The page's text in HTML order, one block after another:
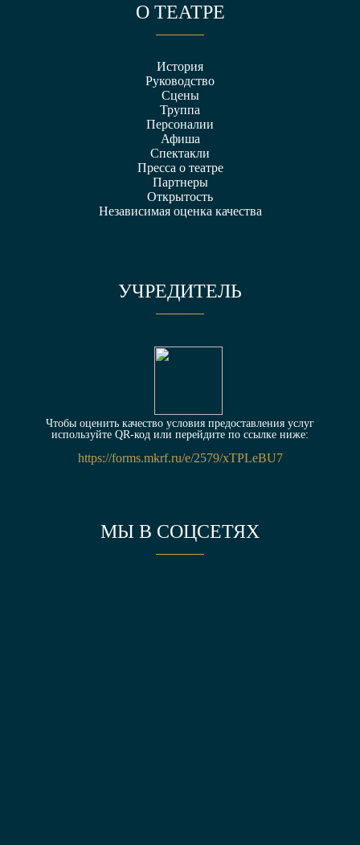
О ТЕАТРЕ
История
Руководство
Сцены
Труппа
Персоналии
Афиша
Спектакли
Пресса о театре
Партнеры
Открытость
Независимая оценка качества
УЧРЕДИТЕЛЬ
Чтобы оценить качество условия предоставления услуг
используйте QR-код или перейдите по ссылке ниже:
https://forms.mkrf.ru/e/2579/xTPLeBU7
МЫ В СОЦСЕТЯХ